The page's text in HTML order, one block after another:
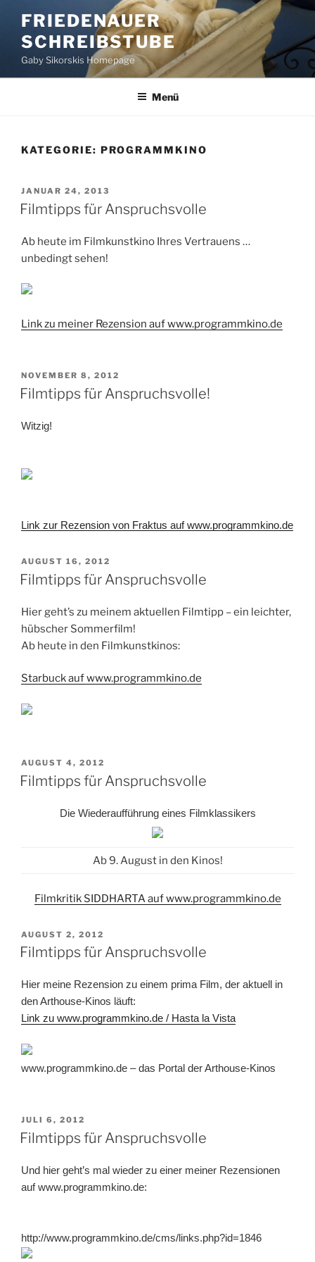
Inhalt
springen
FRIEDENAUER
SCHREIBSTUBE
Gaby Sikorskis Homepage
Menü
KATEGORIE: PROGRAMMKINO
VERÖFFENTLICHT
AM
JANUAR 24, 2013
Filmtipps für Anspruchsvolle
Ab heute im Filmkunstkino Ihres Vertrauens …
unbedingt sehen!
Link zu meiner Rezension auf www.programmkino.de
VERÖFFENTLICHT
AM
NOVEMBER 8, 2012
Filmtipps für Anspruchsvolle!
Witzig!
Link zur Rezension von Fraktus auf www.programmkino.de
VERÖFFENTLICHT
AM
AUGUST 16, 2012
Filmtipps für Anspruchsvolle
Hier geht’s zu meinem aktuellen Filmtipp – ein leichter,
hübscher Sommerfilm!
Ab heute in den Filmkunstkinos:
Starbuck auf www.programmkino.de
VERÖFFENTLICHT
AM
AUGUST 4, 2012
Filmtipps für Anspruchsvolle
Die Wiederaufführung eines Filmklassikers
Ab 9. August in den Kinos!
Filmkritik SIDDHARTA auf www.programmkino.de
VERÖFFENTLICHT
AM
AUGUST 2, 2012
Filmtipps für Anspruchsvolle
Hier meine Rezension zu einem prima Film, der aktuell in
den Arthouse-Kinos läuft:
Link zu www.programmkino.de / Hasta la Vista
www.programmkino.de – das Portal der Arthouse-Kinos
VERÖFFENTLICHT
AM
JULI 6, 2012
Filmtipps für Anspruchsvolle
Und hier geht’s mal wieder zu einer meiner Rezensionen
auf www.programmkino.de:
http://www.programmkino.de/cms/links.php?id=1846